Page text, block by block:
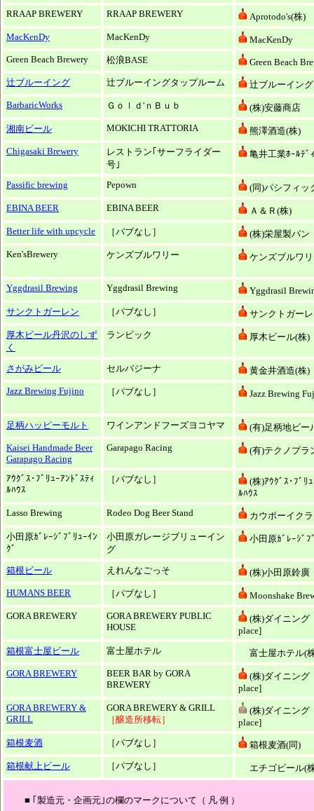
RRAAP BREWERY
RRAAP BREWERY
Aprotodo's(株)
MacKenDy
MacKenDy
MacKenDy
Green Beach Brewery
松浪BASE
Green Beach
辻ブルーイング
辻ブルーイングタップルーム
辻ブルーイング
BarbaricWorks
Ｇｏｌｄ'ｎＢｕｂ
(株)安藤商店
湘南ビール
MOKICHI TRATTORIA
熊澤酒造(株)
Chigasaki Brewery
レストラン｢サーフライダー
号｣
亀井工業ﾎｰﾙﾃﾞ
Passific brewing Pepown
(同)パシフィッ
EBINA BEER
EBINA BEER
Ａ＆Ｒ(株)
Better life with upcycle
［パブなし］
(株)栄屋製パン
Ken'sBrewery
ケンズブルワリー ケンズブルワ
Yggdrasil Brewing Yggdrasil Brewing
Yggdrasil
サンクトガーレン
［パブなし］
サンクトガー
厚木ビール丹沢のしず
く
ランビック 厚木ビール(株)
さがみビール セルバジーナ
黄金井酒造(株)
Jazz Brewing Fujino
［パブなし］ Jazz Brewing
足柄ハッピーモルト ワインアンドフーズヨコヤマ
(有)足柄地ビー
Kaisei Handmade Beer
Garapago Racing
Garapago Racing (有)テクノプラ
ｱｳｸﾞｽ･ﾌﾞﾘｭｰｱﾝﾄﾞｽﾃｨ
ﾙﾊｳｽ
［パブなし］
(株)ｱｳｸﾞｽ･ﾌﾞﾘ
ﾙﾊｳｽ
Lasso Brewing
Rodeo Dog Beer Stand
カウボーイク
小田原ｶﾞﾚｰｼﾞﾌﾞﾘｭｰｲﾝ
ｸﾞ
小田原ガレージブリューイン
グ
小田原ｶﾞﾚｰｼﾞﾌ
箱根ビール えれんなごっそ
(株)小田原鈴廣
HUMANS BEER
［パブなし］
Moonshake
GORA BREWERY
GORA BREWERY PUBLIC
HOUSE
(株)ダイニン
place]
箱根富士屋ビール
富士屋ホテル
富士屋ホテル(
GORA BREWERY
BEER BAR by GORA
BREWERY
(株)ダイニン
place]
GORA BREWERY &
GRILL
GORA BREWERY & GRILL
［醸造所移転］
(株)ダイニン
place]
箱根麦酒
［パブなし］
箱根麦酒(同)
箱根献上ビール
［パブなし］ エチゴビール(
■ ｢製造元・企画元｣の欄のマークについて（ 凡 例 ）